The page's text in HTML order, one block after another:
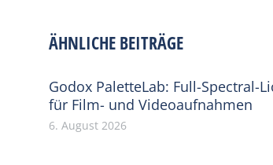
ÄHNLICHE BEITRÄGE
Godox PaletteLab: Full-Spectral-
für Film- und Videoaufnahmen
6. August 2026